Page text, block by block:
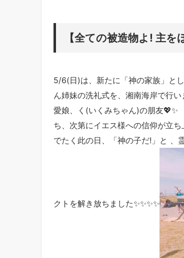
【全ての被造物よ! 主
5/6(日)は、新たに「神の家族」と
ん姉妹の洗礼式を、湘南海岸で行
愛娘、く(いくみちゃん)の朋友
ち、次第にイエス様への信仰が立
でたく此の日、「神の子だ!」と 、
クトを解き放ちました✨✨✨✨